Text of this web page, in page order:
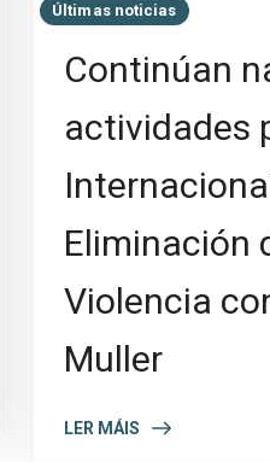
Últimas noticias
Continúan
actividades
Eliminación
Violencia
Muller
LER MÁIS